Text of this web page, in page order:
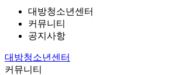
대방청소년센터
커뮤니티
공지사항
대방청소년센터
커뮤니티